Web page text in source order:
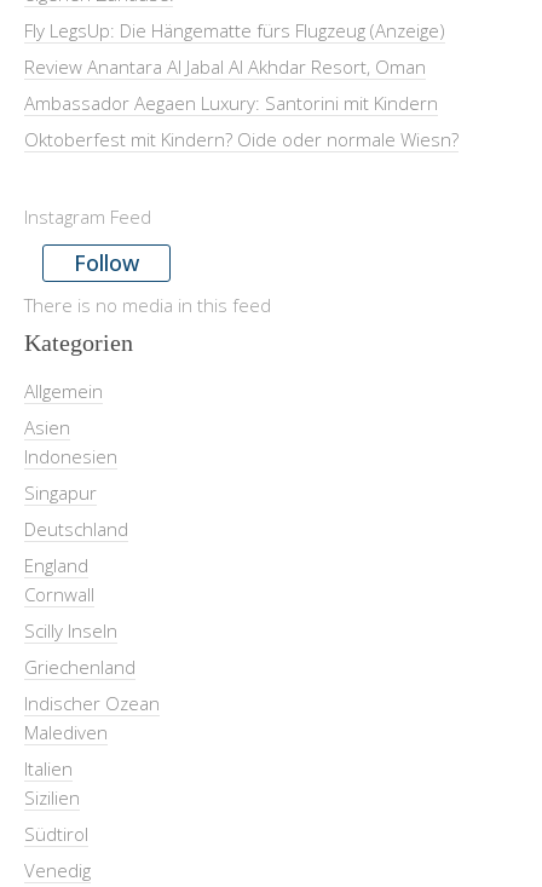
Fly LegsUp: Die Hängematte fürs Flugzeug (Anzeige)
Review Anantara Al Jabal Al Akhdar Resort, Oman
Ambassador Aegaen Luxury: Santorini mit Kindern
Oktoberfest mit Kindern? Oide oder normale Wiesn?
Instagram Feed
Follow
There is no media in this feed
Kategorien
Allgemein
Asien
Indonesien
Singapur
Deutschland
England
Cornwall
Scilly Inseln
Griechenland
Indischer Ozean
Malediven
Italien
Sizilien
Südtirol
Venedig